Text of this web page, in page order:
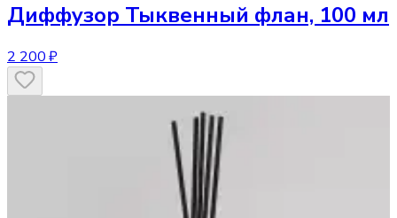
Диффузор Тыквенный флан, 100 мл
2 200 ₽